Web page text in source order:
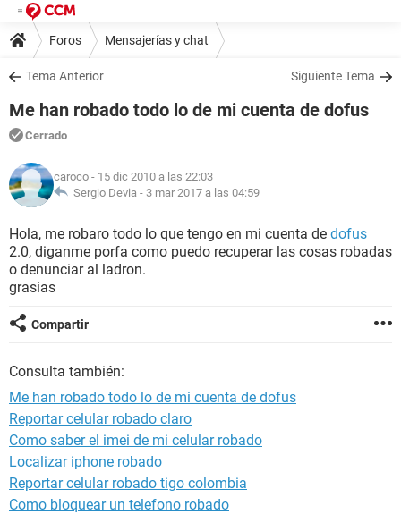
Foros Mensajerías y chat
Tema Anterior Siguiente Tema
Me han robado todo lo de mi cuenta de dofus
Cerrado
caroco - 15 dic 2010 a las 22:03
Sergio Devia - 3 mar 2017 a las 04:59
Hola, me robaro todo lo que tengo en mi cuenta de dofus
2.0, diganme porfa como puedo recuperar las cosas robadas
o denunciar al ladron.
grasias
Compartir
Consulta también:
Me han robado todo lo de mi cuenta de dofus
Reportar celular robado claro
Como saber el imei de mi celular robado
Localizar iphone robado
Reportar celular robado tigo colombia
Como bloquear un telefono robado